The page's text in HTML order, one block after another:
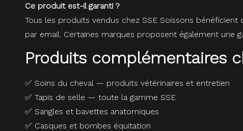
Ce produit est-il garanti ?
Tous les produits vendus chez SSE Soissons
par email. Certaines marques proposent également une
Produits complémentaires
✅ Soins du cheval — produits vétérinaires et entretien
✅ Tapis de selle — toute la gamme SSE
✅ Sangles et bavettes anatomiques
✅ Casques et bombes équitation